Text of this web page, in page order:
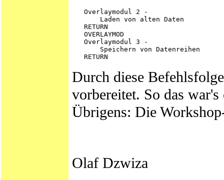
   Overlaymodul 2 -
       Laden von alten Daten
   RETURN
   OVERLAYMOD
   Overlaymodul 3 -
       Speichern von Datenreihen
Durch diese
vorbereitet. So das
Übrigens: Die
Olaf Dzwiza